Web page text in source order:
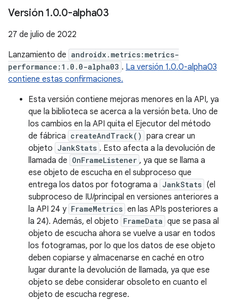
Versión 1.0.0-alpha03
27 de julio de 2022
Lanzamiento de androidx.metrics:metrics-
performance:1.0.0-alpha03 . La versión 1.0.0-alpha03
contiene estas confirmaciones.
Esta versión contiene mejoras menores en la API, ya
que la biblioteca se acerca a la versión beta. Uno de
los cambios en la API quita el Ejecutor del método
de fábrica createAndTrack() para crear un
objeto JankStats . Esto afecta a la devolución de
llamada de OnFrameListener , ya que se llama a
ese objeto de escucha en el subproceso que
entrega los datos por fotograma a JankStats (el
subproceso de IU/principal en versiones anteriores a
la API 24 y FrameMetrics en las APIs posteriores a
la 24). Además, el objeto FrameData que se pasa al
objeto de escucha ahora se vuelve a usar en todos
los fotogramas, por lo que los datos de ese objeto
deben copiarse y almacenarse en caché en otro
lugar durante la devolución de llamada, ya que ese
objeto se debe considerar obsoleto en cuanto el
objeto de escucha regrese.